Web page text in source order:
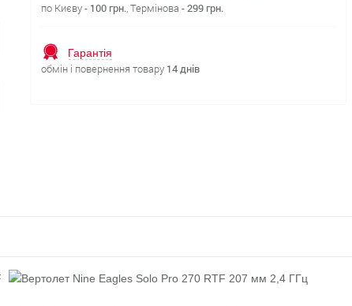
по Києву - 100 грн., Термінова -299 грн.
Гарантія
обмін і повернення товару 14 днів